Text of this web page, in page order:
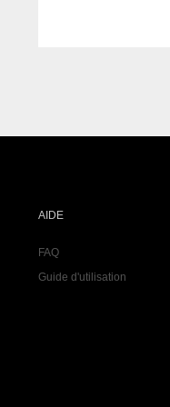
AIDE
FAQ
Guide d'utilisation